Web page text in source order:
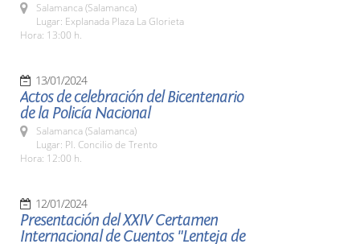
Salamanca (Salamanca)
Lugar: Explanada Plaza La Glorieta
Hora: 13:00 h.
13/01/2024
Actos de celebración del Bicentenario
de la Policía Nacional
Salamanca (Salamanca)
Lugar: Pl. Concilio de Trento
Hora: 12:00 h.
12/01/2024
Presentación del XXIV Certamen
Internacional de Cuentos "Lenteja de